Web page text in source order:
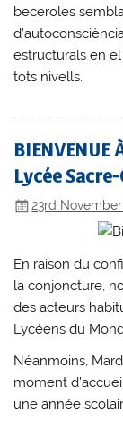
beceroles
estructurals en
tots nivells.
BIENVENUE
Lycée
23rd
En raison du
la conjoncture,
des acteurs
Lycéens du
Néanmoins,
moment
une année